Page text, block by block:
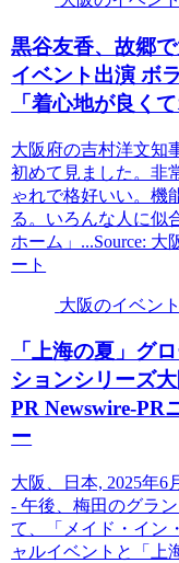
黒谷友香、故郷で
イベント出演 ボ
「着心地が良く
大阪府の吉村洋文知
初めて見ました。非
ゃれで格好いい。機
る。いろんな人に似
ホーム」...Source: 大
ート
大阪のイベント
「上海の夏」グ
ションシリーズ
PR Newswire-PR
ー
大阪、日本, 2025年6
- 午後、梅田のグラ
て、「メイド・イン
ャルイベントと「上